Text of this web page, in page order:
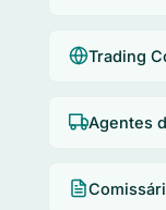
Trading
Agentes